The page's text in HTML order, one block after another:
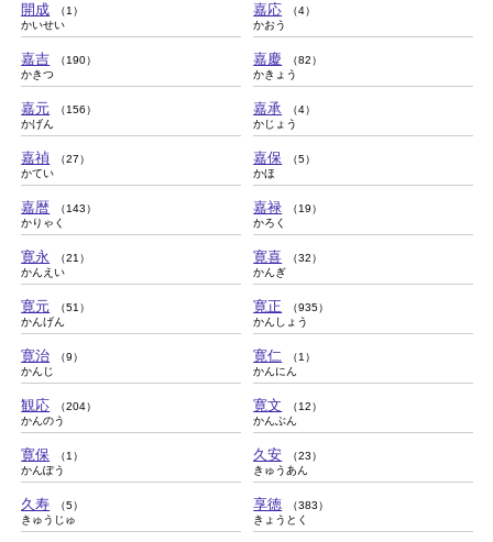
開成
（1）
かいせい
嘉応
（4）
かおう
嘉吉
（190）
かきつ
嘉慶
（82）
かきょう
嘉元
（156）
かげん
嘉承
（4）
かじょう
嘉禎
（27）
かてい
嘉保
（5）
かほ
嘉暦
（143）
かりゃく
嘉禄
（19）
かろく
寛永
（21）
かんえい
寛喜
（32）
かんぎ
寛元
（51）
かんげん
寛正
（935）
かんしょう
寛治
（9）
かんじ
寛仁
（1）
かんにん
観応
（204）
かんのう
寛文
（12）
かんぶん
寛保
（1）
かんぽう
久安
（23）
きゅうあん
久寿
（5）
きゅうじゅ
享徳
（383）
きょうとく